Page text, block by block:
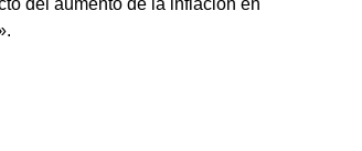
del aumento de la inflación en